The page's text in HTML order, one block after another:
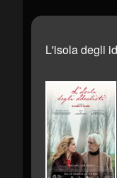
L'isola degli